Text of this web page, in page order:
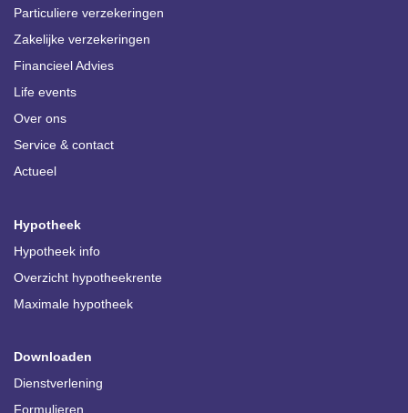
Particuliere verzekeringen
Zakelijke verzekeringen
Financieel Advies
Life events
Over ons
Service & contact
Actueel
Hypotheek
Hypotheek info
Overzicht hypotheekrente
Maximale hypotheek
Downloaden
Dienstverlening
Formulieren